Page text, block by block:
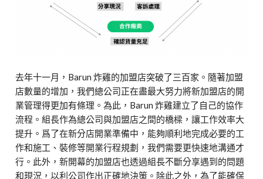
去年十一月，Barun 炸雞的加盟店突破了三百家。 隨著加盟
店數量的增加，我們總公司正在盡最大努力將新加盟店的開
業管理得更加有條理。為此，Barun 炸雞建立了自己的協作
流程。組長作為總公司與加盟店之間的橋樑，讓工作效率大
提升。爲了在新分店開業準備中，能夠順利地完成必要的工
作和施工、裝修等開業行程規劃，我們需要更快速地溝通才
行。此外，新開幕的加盟店也透過組長不斷分享遇到的問題
和現況，以利公司作出正確地決策。除此之外，為了能確保